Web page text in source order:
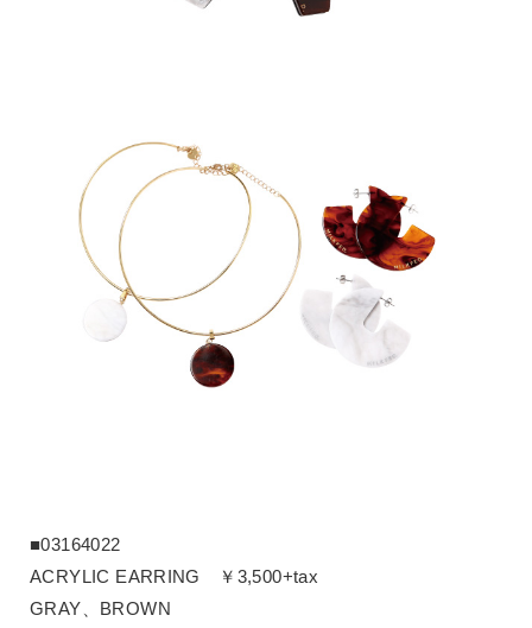
■03164022
ACRYLIC EARRING ￥3,500+tax
GRAY、BROWN